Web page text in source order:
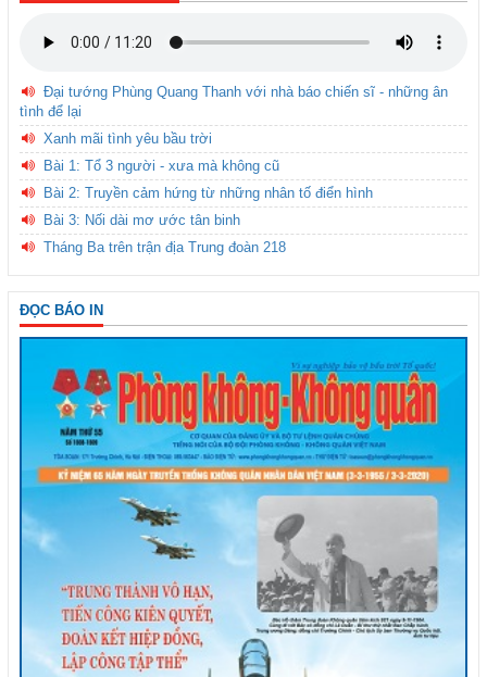
Đại tướng Phùng Quang Thanh với nhà báo chiến sĩ - những ân
tình để lại
Xanh mãi tình yêu bầu trời
Bài 1: Tổ 3 người - xưa mà không cũ
Bài 2: Truyền cảm hứng từ những nhân tố điển hình
Bài 3: Nối dài mơ ước tân binh
Tháng Ba trên trận địa Trung đoàn 218
ĐỌC BÁO IN